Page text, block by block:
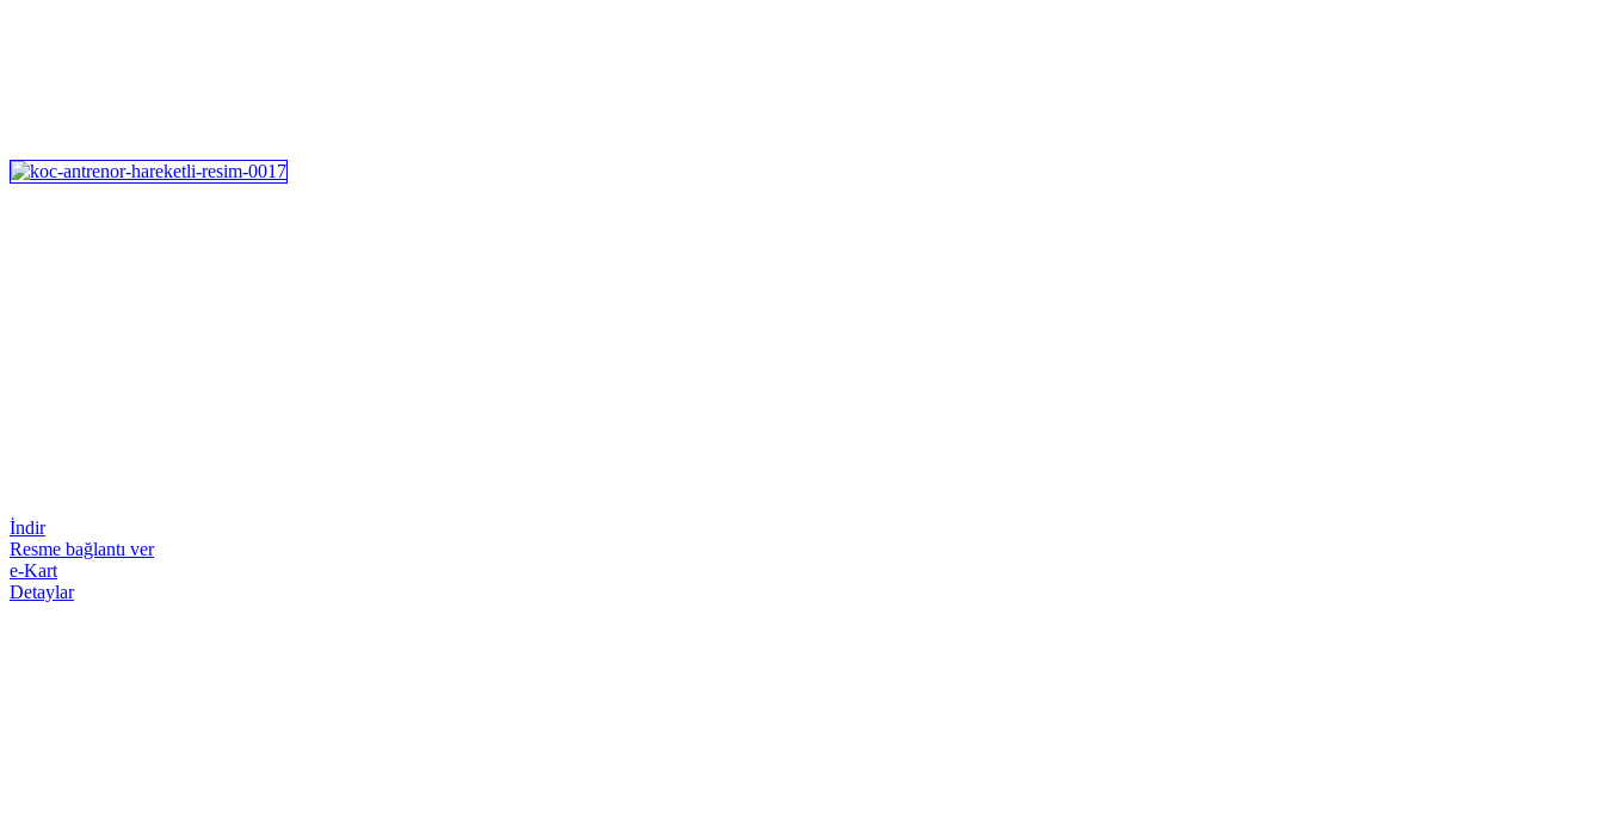
İndir
Resme bağlantı ver
e-Kart
Detaylar